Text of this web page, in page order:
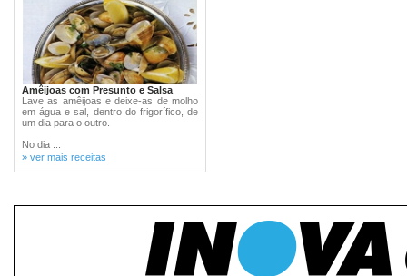
Amêijoas com Presunto e Salsa
Lave as amêijoas e deixe-as de molho
em água e sal, dentro do frigorífico, de
um dia para o outro.
No dia ...
» ver mais receitas